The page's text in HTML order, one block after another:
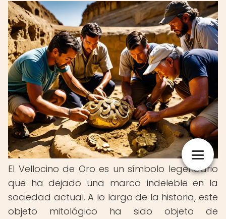
El Vellocino de Oro es un símbolo legendario
que ha dejado una marca indeleble en la
sociedad actual. A lo largo de la historia, este
objeto mitológico ha sido objeto de